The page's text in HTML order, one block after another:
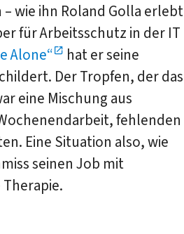
wie ihn Roland Golla erlebt
für Arbeitsschutz in der IT
Alone“
hat er seine
Der Tropfen, der das
eine Mischung aus
fehlenden
Eine Situation also, wie
seinen Job mit